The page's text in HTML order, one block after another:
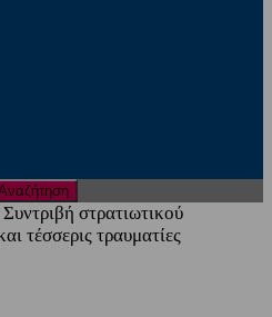
στρατιωτικού
τέσσερις τραυματίες